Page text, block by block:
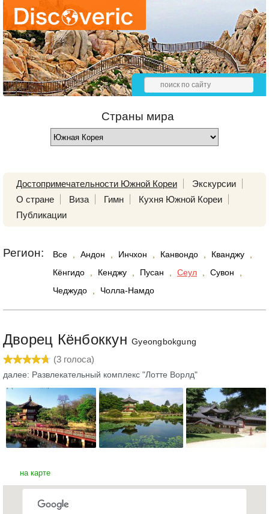
Страны мира
Достопримечательности Южной Кореи
Экскурсии
О стране
Виза Гимн
Кухня Южной Кореи
Публикации
Регион: Все Андон Инчхон Канвондо Кванджу
Кёнгидо
Кенджу Пусан Сеул Сувон
Чеджудо
Чолла-Намдо
Дворец КёнбоккунGyeongbokgung
(3 голоса)
далее: Развлекательный комплекс "Лотте Ворлд"
на карте